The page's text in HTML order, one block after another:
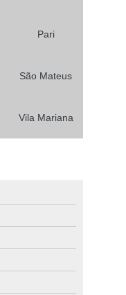
Pari
São Mateus
Vila Mariana